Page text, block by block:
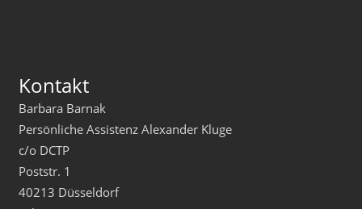
Kontakt
Barbara Barnak
Persönliche Assistenz Alexander Kluge
c/o DCTP
Poststr. 1
40213 Düsseldorf